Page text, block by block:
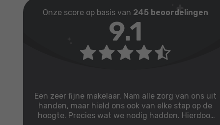
Onze score op basis van 245 beoordelingen
9.1
Een zeer fijne makelaar. Nam alle zorg van ons uit
handen, maar hield ons ook van elke stap op de
hoogte. Precies wat we nodig hadden. Hierdoor